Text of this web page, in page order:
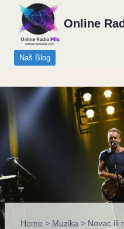
content
Online
Naš Blog
Home > Muzika > Novac ili